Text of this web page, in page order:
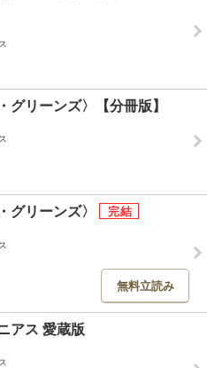
グリーンズ〉【分冊版】
グリーンズ〉
無料立読み
アス 愛蔵版